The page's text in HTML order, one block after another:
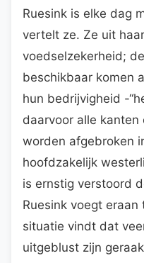
Ruesink is elke dag
vertelt ze. Ze uit
voedselzekerheid;
beschikbaar komen
hun bedrijvigheid -
daarvoor alle kanten
worden afgebroken
hoofdzakelijk
is ernstig verstoord
Ruesink voegt
situatie vindt dat
uitgeblust zijn